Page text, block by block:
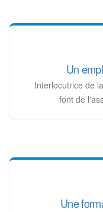
Un
Interlocutrice de
font de
Une